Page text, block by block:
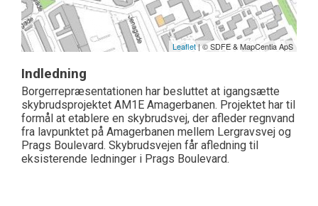
Leaflet| © SDFE & MapCentia ApS
Indledning
Borgerrepræsentationen har besluttet at igangsætte
skybrudsprojektet AM1E Amagerbanen. Projektet har til
formål at etablere en skybrudsvej, der afleder regnvand
fra lavpunktet på Amagerbanen mellem Lergravsvej og
Prags Boulevard. Skybrudsvejen får afledning til
eksisterende ledninger i Prags Boulevard.